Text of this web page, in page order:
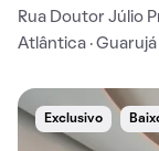
Rua Doutor Júlio
Atlântica · Guarujá
Exclusivo